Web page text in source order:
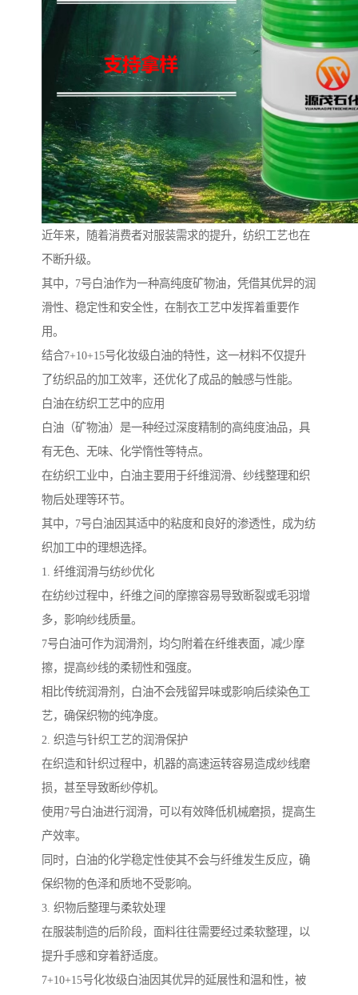
近年来，随着消费者对服装需求的提升，纺织工艺也在
不断升级。
其中，7号白油作为一种高纯度矿物油，凭借其优异的润
滑性、稳定性和安全性，在制衣工艺中发挥着重要作
用。
结合7+10+15号化妆级白油的特性，这一材料不仅提升
了纺织品的加工效率，还优化了成品的触感与性能。
白油在纺织工艺中的应用
白油（矿物油）是一种经过深度精制的高纯度油品，具
有无色、无味、化学惰性等特点。
在纺织工业中，白油主要用于纤维润滑、纱线整理和织
物后处理等环节。
其中，7号白油因其适中的粘度和良好的渗透性，成为纺
织加工中的理想选择。
1. 纤维润滑与纺纱优化
在纺纱过程中，纤维之间的摩擦容易导致断裂或毛羽增
多，影响纱线质量。
7号白油可作为润滑剂，均匀附着在纤维表面，减少摩
擦，提高纱线的柔韧性和强度。
相比传统润滑剂，白油不会残留异味或影响后续染色工
艺，确保织物的纯净度。
2. 织造与针织工艺的润滑保护
在织造和针织过程中，机器的高速运转容易造成纱线磨
损，甚至导致断纱停机。
使用7号白油进行润滑，可以有效降低机械磨损，提高生
产效率。
同时，白油的化学稳定性使其不会与纤维发生反应，确
保织物的色泽和质地不受影响。
3. 织物后整理与柔软处理
在服装制造的后阶段，面料往往需要经过柔软整理，以
提升手感和穿着舒适度。
7+10+15号化妆级白油因其优异的延展性和温和性，被